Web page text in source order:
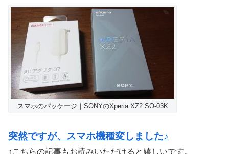
スマホのパッケージ｜SONYのXperia XZ2 SO-03K
突然ですが、スマホ機種変しました♪
↑こちらの記事もお読みいただけると嬉しいです。